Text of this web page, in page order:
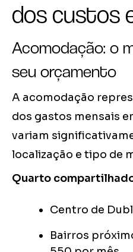
dos custos
Acomodação: o
seu orçamento
A acomodação
dos gastos mensais
variam
localização e tipo de
Quarto
Centro de
Bairros